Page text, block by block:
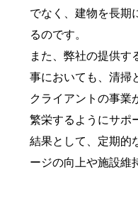
でなく、建物を長期
るのです。
また、弊社の提供す
事においても、清掃
クライアントの事業
繁栄するようにサポ
結果として、定期的
ージの向上や施設維